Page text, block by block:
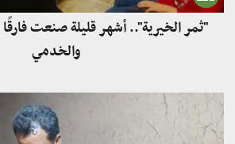
"ثمر الخيرية".. أشهر قليلة صنعت فارقًا
والخدمي